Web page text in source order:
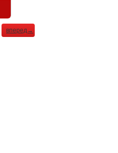
вперед→